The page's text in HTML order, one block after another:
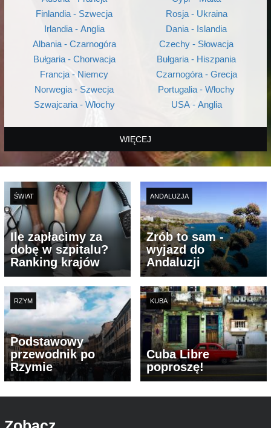
Finlandia - Szwecja
Irlandia - Anglia
Albania - Czarnogóra
Bułgaria - Chorwacja
Francja - Niemcy
Norwegia - Szwecja
Szwajcaria - Włochy
Rosja - Ukraina
Dania - Islandia
Czechy - Słowacja
Bułgaria - Hiszpania
Czarnogóra - Grecja
Portugalia - Włochy
USA - Anglia
WIĘCEJ
ŚWIAT
Ile zapłacimy za
dobę w szpitalu?
Ranking krajów
ANDALUZJA
Zrób to sam -
wyjazd do
Andaluzji
RZYM
Podstawowy
przewodnik po
Rzymie
KUBA
Cuba Libre
poproszę!